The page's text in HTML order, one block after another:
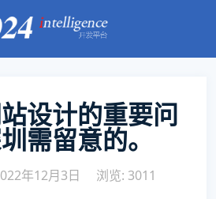
设计的重要问
需留意的。
年12月3日 浏览: 3011